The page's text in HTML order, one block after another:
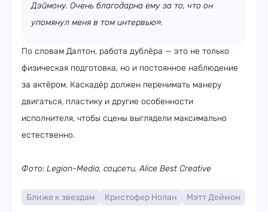
Дэймону. Очень благодарна ему за то, что он
упомянул меня в том интервью».
По словам Далтон, работа дублёра — это не только
физическая подготовка, но и постоянное наблюдение
за актёром. Каскадёр должен перенимать манеру
двигаться, пластику и другие особенности
исполнителя, чтобы сцены выглядели максимально
естественно.
Фото: Legion-Media, соцсети, Alice Best Creative
Ближе к звездам Кристофер Нолан Мэтт Деймон